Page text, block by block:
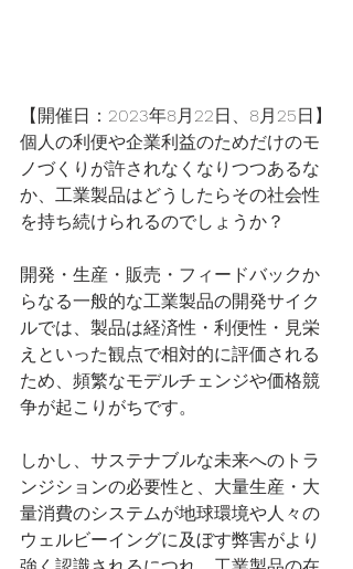
【開催日：2023年8月22日、8月25日】
個人の利便や企業利益のためだけのモ
ノづくりが許されなくなりつつあるな
か、工業製品はどうしたらその社会性
を持ち続けられるのでしょうか？
開発・生産・販売・フィードバックか
らなる一般的な工業製品の開発サイク
ルでは、製品は経済性・利便性・見栄
えといった観点で相対的に評価される
ため、頻繁なモデルチェンジや価格競
争が起こりがちです。
しかし、サステナブルな未来へのトラ
ンジションの必要性と、大量生産・大
量消費のシステムが地球環境や人々の
ウェルビーイングに及ぼす弊害がより